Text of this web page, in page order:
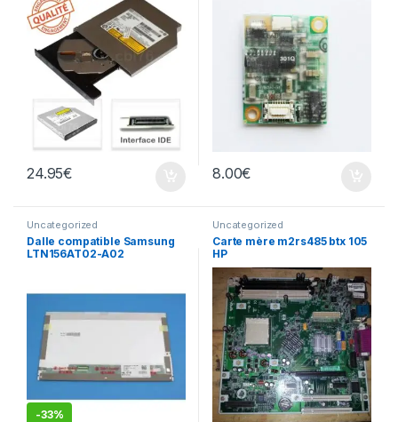
24.95€ 8.00€
Uncategorized
Dalle compatible Samsung
LTN156AT02-A02
-33%
Uncategorized
Carte mère m2rs485 btx 105
HP